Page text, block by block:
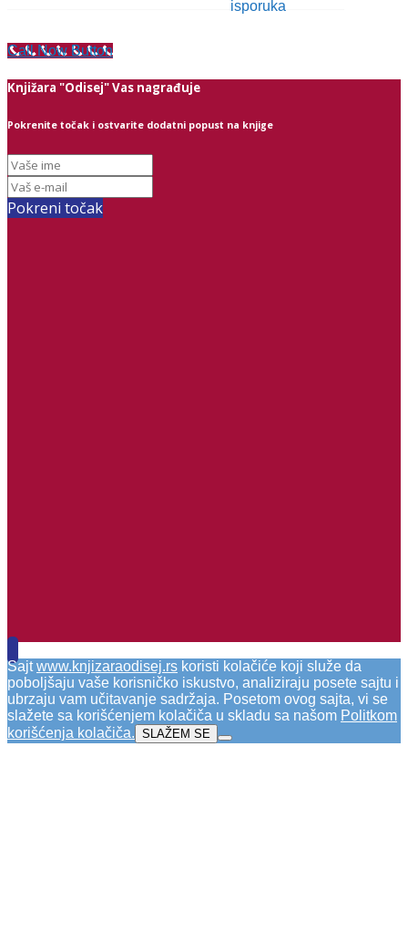
Call Now Button
Knjižara "Odisej" Vas nagrađuje
Pokrenite točak i ostvarite dodatni popust na knjige
Pokreni točak
Sajtwww.knjizaraodisej.rs koristi kolačiće koji služe da
poboljšaju vaše korisničko iskustvo, analiziraju posete sajtu i
ubrzaju vam učitavanje sadržaja. Posetom ovog sajta, vi se
slažete sa korišćenjem kolačiča u skladu sa našom Politkom
korišćenja kolačiča. SLAŽEM SE